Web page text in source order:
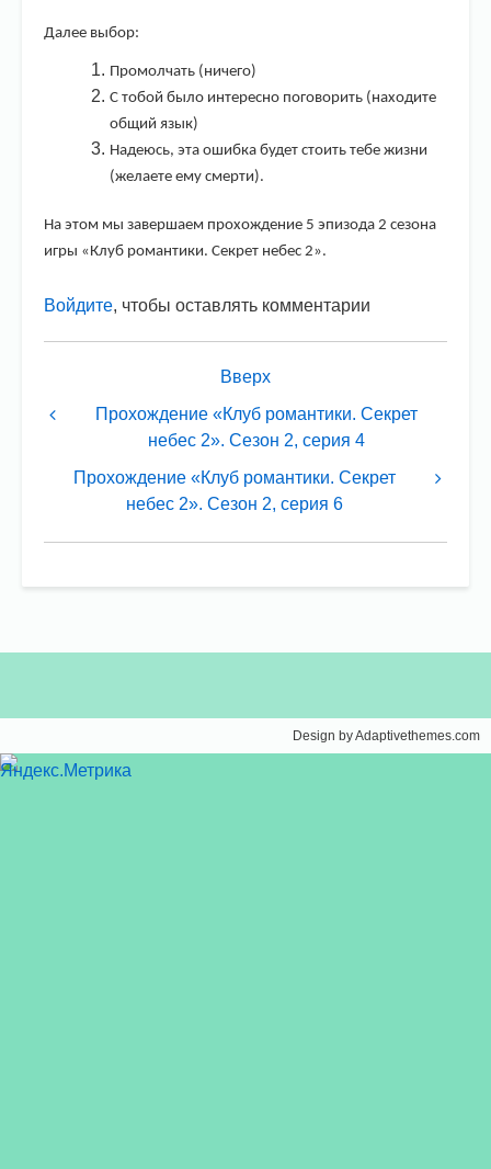
Далее выбор:
Промолчать (ничего)
С тобой было интересно поговорить (находите
общий язык)
Надеюсь, эта ошибка будет стоить тебе жизни
(желаете ему смерти).
На этом мы завершаем прохождение 5 эпизода 2 сезона
игры «Клуб романтики. Секрет небес 2».
Войдите, чтобы оставлять комментарии
книги
Прохождение
романтики.
Секрет
5
Прохождение «Клуб романтики. Секрет
небес 2». Сезон 2, серия 4
Вверх
Прохождение «Клуб романтики. Секрет
небес 2». Сезон 2, серия 6
Design by Adaptivethemes.com